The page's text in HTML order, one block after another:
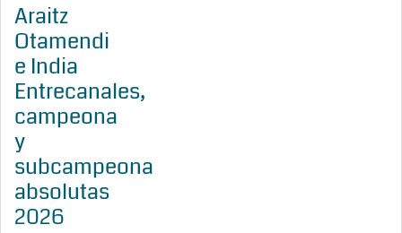
Araitz
Otamendi
e India
Entrecanales,
campeona
y
subcampeona
absolutas
2026